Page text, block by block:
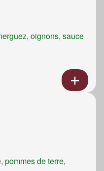
oignons, sauce
pommes de terre,